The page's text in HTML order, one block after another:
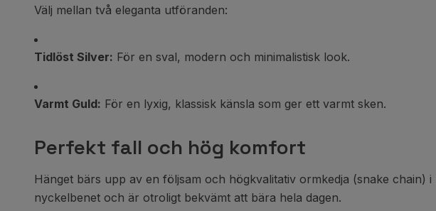
Välj mellan två eleganta utföranden:
Tidlöst Silver: För en sval, modern och minimalistisk look.
Varmt Guld: För en lyxig, klassisk känsla som ger ett varmt sken.
Perfekt fall och hög komfort
Hänget bärs upp av en följsam och högkvalitativ ormkedja (snake chain)
nyckelbenet och är otroligt bekvämt att bära hela dagen.